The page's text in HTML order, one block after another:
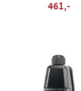
461,-